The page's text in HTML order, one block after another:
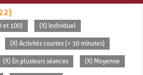
et 100) (X) Individuel
(X) Activités courtes (< 30 minutes)
(X) En plusieurs séances (X) Moyenne